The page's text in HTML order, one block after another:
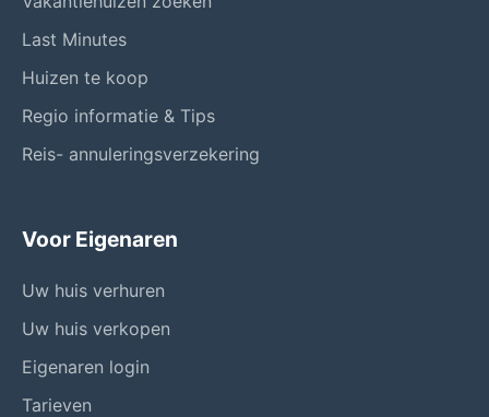
Last Minutes
Huizen te koop
Regio informatie & Tips
Reis- annuleringsverzekering
Voor Eigenaren
Uw huis verhuren
Uw huis verkopen
Eigenaren login
Tarieven